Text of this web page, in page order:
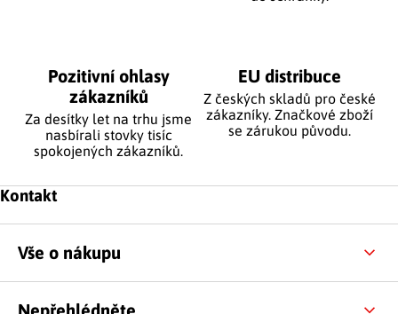
Pozitivní ohlasy
zákazníků
Za desítky let na trhu jsme
nasbírali stovky tisíc
spokojených zákazníků.
EU distribuce
Z českých skladů pro české
zákazníky. Značkové zboží
se zárukou původu.
Zápatí
Kontakt
Vše o nákupu